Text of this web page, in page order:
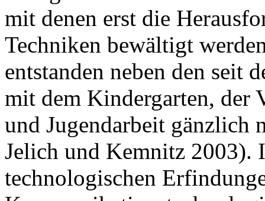
mit denen erst die
Techniken bewältigt
entstanden neben den seit
mit dem Kindergarten, der
und Jugendarbeit gänzlich
Jelich und Kemnitz 2003).
technologischen